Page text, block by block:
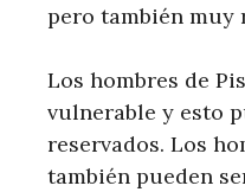
pero también muy
Los hombres de
vulnerable y esto
reservados. Los
también pueden